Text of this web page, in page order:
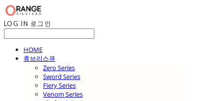
LOG IN 로그인
HOME
휴브리스큐
Zero Series
Sword Series
Fiery Series
Venom Series